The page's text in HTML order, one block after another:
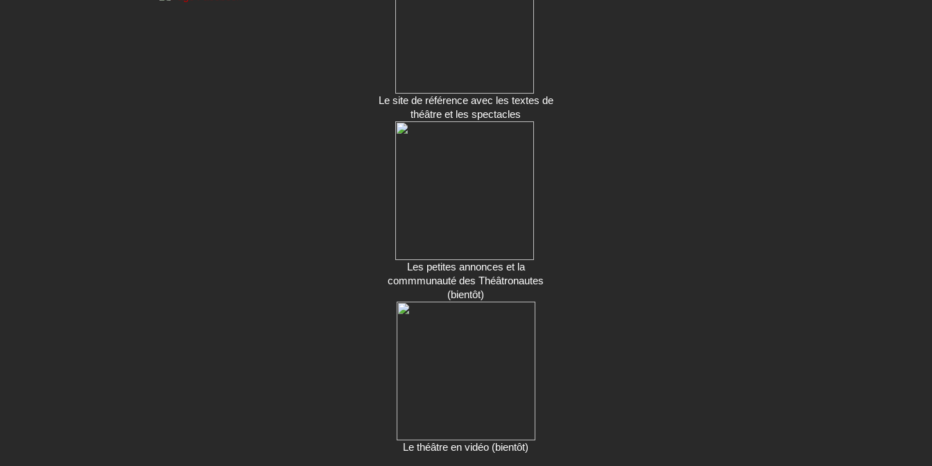
Le site de référence avec les textes de
théâtre et les spectacles
Les petites annonces et la
commmunauté des Théâtronautes
(bientôt)
Le théâtre en vidéo (bientôt)